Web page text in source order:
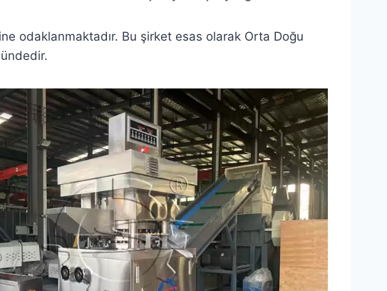
odaklanmaktadır. Bu şirket esas olarak Orta Doğu